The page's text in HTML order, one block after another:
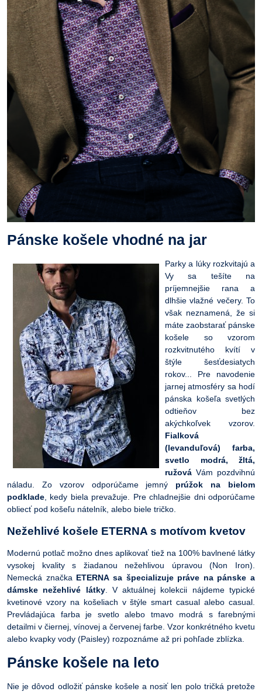
Pánske košele vhodné na jar
Parky a lúky rozkvitajú a
Vy sa tešíte na
príjemnejšie rana a
dlhšie vlažné večery. To
však neznamená, že si
máte zaobstarať pánske
košele so vzorom
rozkvitnutého kvítí v
štýle šesťdesiatych
rokov... Pre navodenie
jarnej atmosféry sa hodí
pánska košeľa svetlých
odtieňov bez
akýchkoľvek vzorov.
Fialková
(levanduľová) farba,
svetlo modrá, žltá,
ružová Vám pozdvihnú
náladu. Zo vzorov odporúčame jemný prúžok na bielom
podklade , kedy biela prevažuje. Pre chladnejšie dni odporúčame
obliecť pod košeľu nátelník, alebo biele tričko.
Nežehlivé košele ETERNA s motívom kvetov
Modernú potlač možno dnes aplikovať tiež na 100% bavlnené látky
vysokej kvality s žiadanou nežehlivou úpravou (Non Iron).
Nemecká značka ETERNA sa špecializuje práve na pánske a
dámske nežehlivé látky. V aktuálnej kolekcii nájdeme typické
kvetinové vzory na košeliach v štýle smart casual alebo casual.
Prevládajúca farba je svetlo alebo tmavo modrá s farebnými
detailmi v čiernej, vínovej a červenej farbe. Vzor konkrétného kvetu
alebo kvapky vody (Paisley) rozpoznáme až pri pohľade zblízka.
Pánske košele na leto
Nie je dôvod odložiť pánske košele a nosiť len polo tričká pretože